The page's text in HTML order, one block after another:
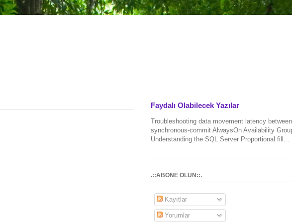
Faydalı Olabilecek Yazılar
Troubleshooting data movement latency between
synchronous-commit AlwaysOn Availability
Understanding the SQL Server Proportional fill...
.::ABONE OLUN::.
Kayıtlar
Yorumlar